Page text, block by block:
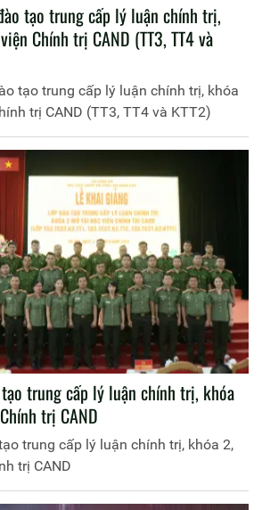
tạo trung cấp lý luận chính trị,
Chính trị CAND (TT3, TT4 và
tạo trung cấp lý luận chính trị, khóa
trị CAND (TT3, TT4 và KTT2)
trung cấp lý luận chính trị, khóa
trị CAND
trung cấp lý luận chính trị, khóa 2,
trị CAND